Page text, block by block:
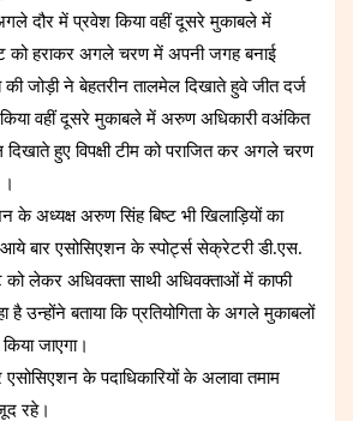
दौर में प्रवेश किया वहीं दूसरे मुकाबले में
को हराकर अगले चरण में अपनी जगह बनाई
की जोड़ी ने बेहतरीन तालमेल दिखाते हुवे जीत दर्ज
वहीं दूसरे मुकाबले में अरुण अधिकारी वअंकित
हुए विपक्षी टीम को पराजित कर अगले चरण
के अध्यक्ष अरुण सिंह बिष्ट भी खिलाड़ियों का
बार एसोसिएशन के स्पोर्ट्स सेक्रेटरी डी.एस.
को लेकर अधिवक्ता साथी अधिवक्ताओं में काफी
है उन्होंने बताया कि प्रतियोगिता के अगले मुकाबलों
जाएगा।
के पदाधिकारियों के अलावा तमाम
रहे।